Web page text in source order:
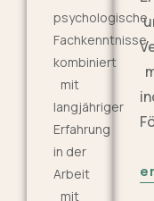
psychologische
Fachkenntnisse
kombiniert
mit
langjähriger
Erfahrung
in der
Arbeit
mit